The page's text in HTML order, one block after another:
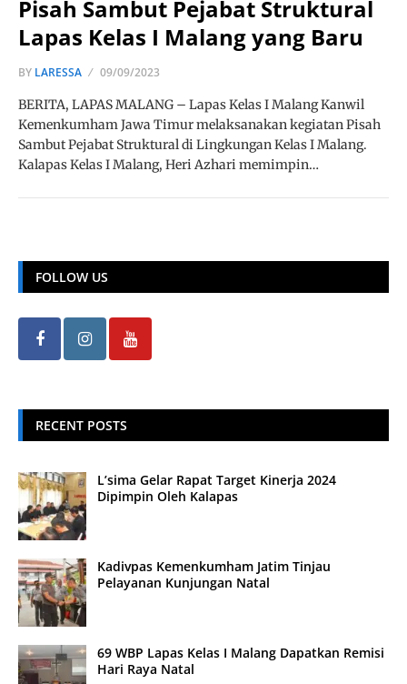
Pisah Sambut Pejabat Struktural
Lapas Kelas I Malang yang Baru
BY LARESSA 09/09/2023
BERITA, LAPAS MALANG – Lapas Kelas I Malang Kanwil
Kemenkumham Jawa Timur melaksanakan kegiatan Pisah
Sambut Pejabat Struktural di Lingkungan Kelas I Malang.
Kalapas Kelas I Malang, Heri Azhari memimpin…
FOLLOW US
RECENT POSTS
L’sima Gelar Rapat Target Kinerja 2024
Dipimpin Oleh Kalapas
Kadivpas Kemenkumham Jatim Tinjau
Pelayanan Kunjungan Natal
69 WBP Lapas Kelas I Malang Dapatkan Remisi
Hari Raya Natal